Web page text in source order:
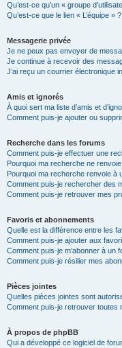
Qu’est-ce qu’un « groupe
Qu’est-ce que le lien « L’équipe » ?
Messagerie privée
Je ne peux pas envoyer de
Je continue à recevoir des
J’ai reçu un courrier électronique
Amis et ignorés
À quoi sert ma liste d’amis et
Comment puis-je ajouter ou
Recherche dans les forums
Comment puis-je effectuer une
Pourquoi ma recherche ne
Pourquoi ma recherche renvoie à
Comment puis-je rechercher des
Comment puis-je retrouver mes
Favoris et abonnements
Quelle est la différence entre les
Comment puis-je ajouter aux
Comment puis-je m’abonner à un
Comment puis-je résilier mes
Pièces jointes
Quelles pièces jointes sont
Comment puis-je retrouver toutes
À propos de phpBB
Qui a développé ce logiciel de